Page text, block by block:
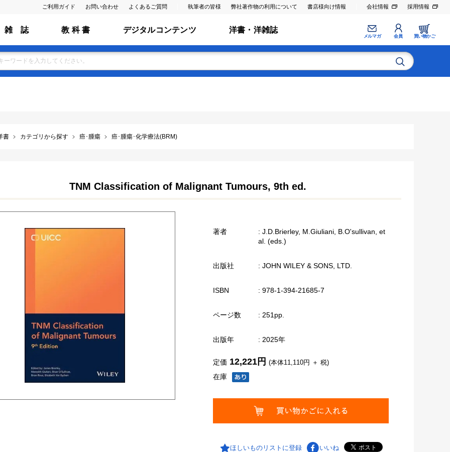
ご利用ガイド お問い合わせ よくあるご質問 執筆者の皆様 弊社著作物の利用について 書店様向け情報 会社情報 採用情報
雑 誌 教 科 書 デジタルコンテンツ 洋書・洋雑誌
メルマガ 会員 買い物かご
書 カテゴリから探す 癌･腫瘍 癌･腫瘍･化学療法(BRM)
TNM Classification of Malignant Tumours, 9th ed.
著者
: J.D.Brierley, M.Giuliani, B.O'sullivan, et
al. (eds.)
出版社 : JOHN WILEY & SONS, LTD.
ISBN : 978-1-394-21685-7
ページ数 : 251pp.
出版年 : 2025年
在庫
定価 12,221円 (本体11,110円 ＋ 税)
ほしいものリストに登録 いいね